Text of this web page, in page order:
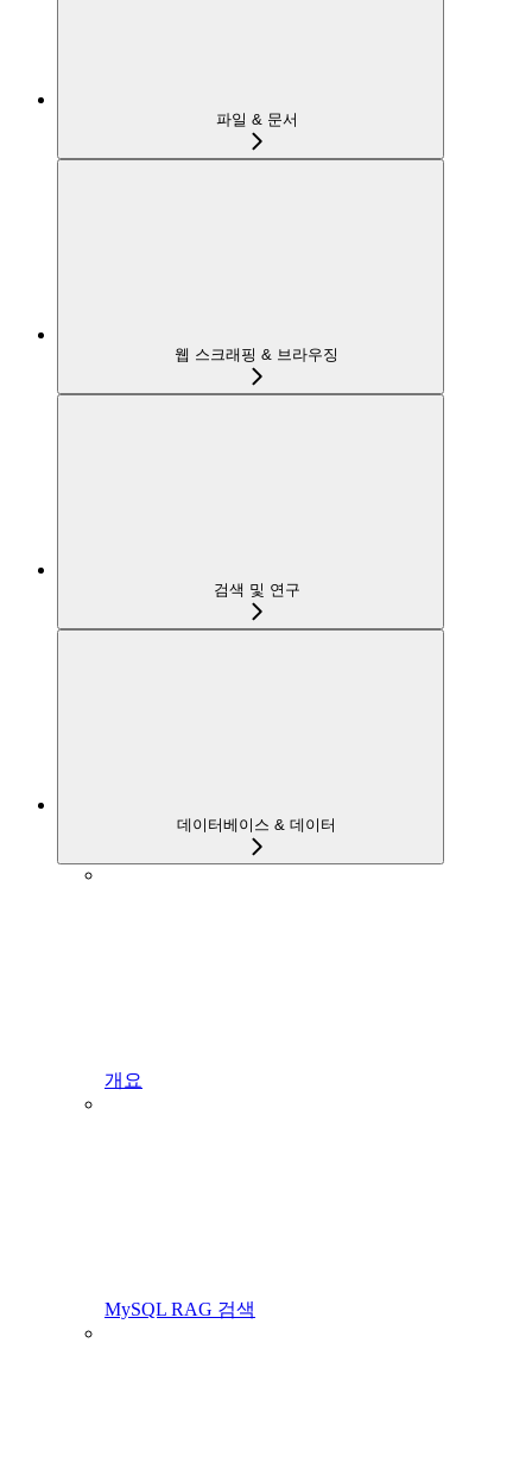
파일 & 문서
웹 스크래핑 & 브라우징
검색 및 연구
데이터베이스 & 데이터
개요
MySQL RAG 검색